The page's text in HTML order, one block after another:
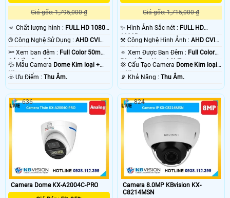
Giá gốc: 1,795,000 ₫
🔅 Chất lượng hình : FULL HD 1080P
.
®️ Công Nghệ Sử Dụng : AHD CVI
TVI BCS.
🔦 Xem ban đêm : Full Color 50m
Có Màu Ban Ðêm.
💦 Mẫu Camera Dome Kim loại +
Nhựa.
️☣️ Ưu Điểm : Thu Âm.
Giá gốc: 1,715,000 ₫
✨ Hình Ảnh Sắc nét : FULL HD
1080P .
⚒ Công Nghệ Hình Ảnh :AHD CVI
TVI BCS.
🔅 Xem Được Ban Đêm : Full Color
50m Hồng Ngoại SMD.
💢 Cấu Tạo Camera Dome Kim loại
+ Nhựa.
️📡 Khả Năng :Thu Âm.
Camera Dome KX-A2004C-PRO
636
Camera 8.0MP KBvision KX-
C8214MSN
824